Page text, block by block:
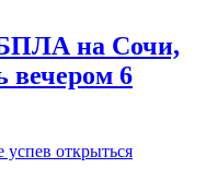
БПЛА на Сочи,
вечером 6